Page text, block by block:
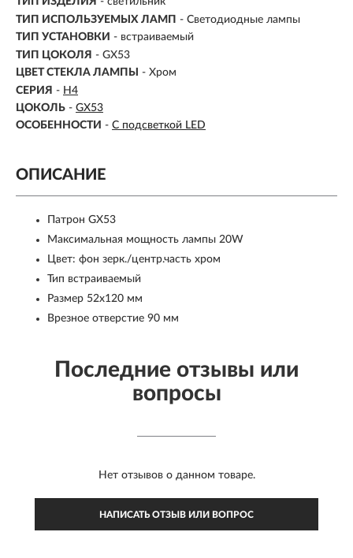
ТИП ИСПОЛЬЗУЕМЫХ ЛАМП - Светодиодные лампы
ТИП УСТАНОВКИ - встраиваемый
ТИП ЦОКОЛЯ - GX53
ЦВЕТ СТЕКЛА ЛАМПЫ
- Хром
СЕРИЯ - H4
ЦОКОЛЬ - GX53
ОСОБЕННОСТИ - С подсветкой LED
ОПИСАНИЕ
Патрон GX53
Максимальная мощность лампы 20W
Цвет: фон зерк./центр.часть хром
Тип встраиваемый
Размер 52x120 мм
Врезное отверстие 90 мм
Последние отзывы или
вопросы
Нет отзывов о данном товаре.
НАПИСАТЬ ОТЗЫВ ИЛИ ВОПРОС